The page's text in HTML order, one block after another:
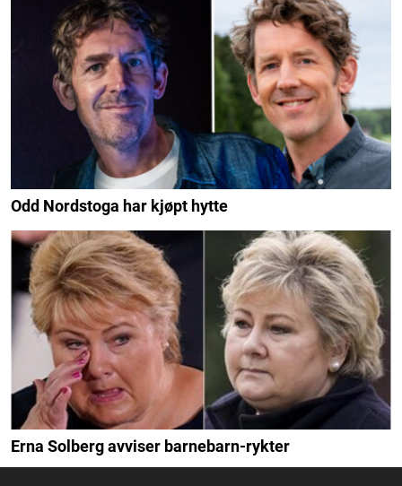
Odd Nordstoga har kjøpt hytte
Erna Solberg avviser barnebarn-rykter